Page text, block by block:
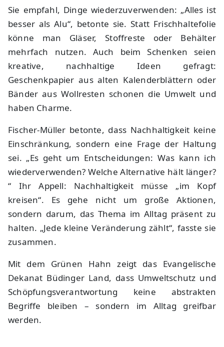
Sie empfahl, Dinge wiederzuverwenden: „Alles ist
besser als Alu“, betonte sie. Statt Frischhaltefolie
könne man Gläser, Stoffreste oder Behälter
mehrfach nutzen. Auch beim Schenken seien
kreative, nachhaltige Ideen gefragt:
Geschenkpapier aus alten Kalenderblättern oder
Bänder aus Wollresten schonen die Umwelt und
haben Charme.
Fischer-Müller betonte, dass Nachhaltigkeit keine
Einschränkung, sondern eine Frage der Haltung
sei. „Es geht um Entscheidungen: Was kann ich
wiederverwenden? Welche Alternative hält länger?
“ Ihr Appell: Nachhaltigkeit müsse „im Kopf
kreisen“. Es gehe nicht um große Aktionen,
sondern darum, das Thema im Alltag präsent zu
halten. „Jede kleine Veränderung zählt“, fasste sie
zusammen.
Mit dem Grünen Hahn zeigt das Evangelische
Dekanat Büdinger Land, dass Umweltschutz und
Schöpfungsverantwortung keine abstrakten
Begriffe bleiben – sondern im Alltag greifbar
werden.